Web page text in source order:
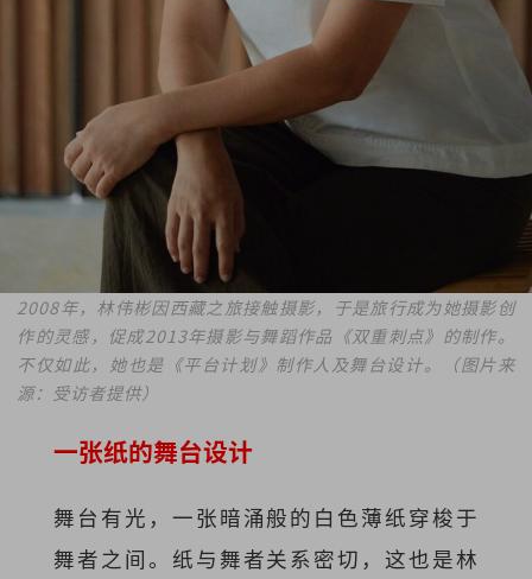
2008年，林伟彬因西藏之旅接触摄影，于是旅行成为她摄影创
作的灵感，促成2013年摄影与舞蹈作品《双重刺点》的制作。
不仅如此，她也是《平台计划》制作人及舞台设计。（图片来
源：受访者提供）
一张纸的舞台设计
舞台有光，一张暗涌般的白色薄纸穿梭于
舞者之间。纸与舞者关系密切，这也是林